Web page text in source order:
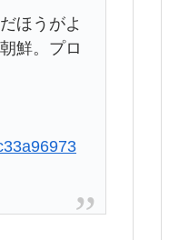
ほうがよ
鮮。プロ